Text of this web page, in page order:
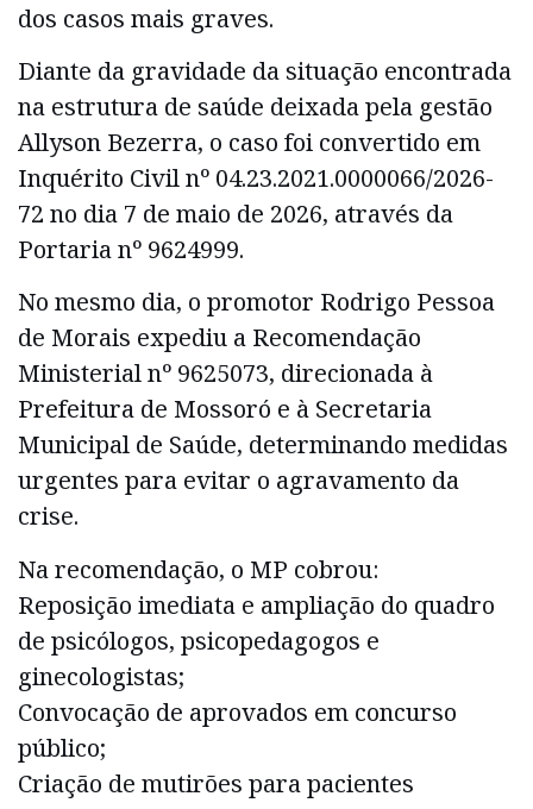
dos casos mais graves.
Diante da gravidade da situação encontrada
na estrutura de saúde deixada pela gestão
Allyson Bezerra, o caso foi convertido em
Inquérito Civil nº 04.23.2021.0000066/2026-
72 no dia 7 de maio de 2026, através da
Portaria nº 9624999.
No mesmo dia, o promotor Rodrigo Pessoa
de Morais expediu a Recomendação
Ministerial nº 9625073, direcionada à
Prefeitura de Mossoró e à Secretaria
Municipal de Saúde, determinando medidas
urgentes para evitar o agravamento da
crise.
Na recomendação, o MP cobrou:
Reposição imediata e ampliação do quadro
de psicólogos, psicopedagogos e
ginecologistas;
Convocação de aprovados em concurso
público;
Criação de mutirões para pacientes